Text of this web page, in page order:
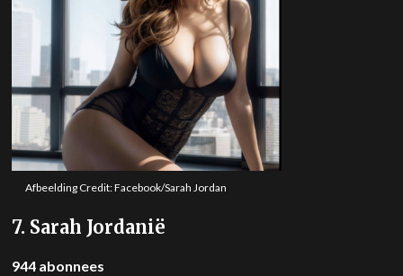
Afbeelding Credit: Facebook/Sarah Jordan
7. Sarah Jordanië
944 abonnees